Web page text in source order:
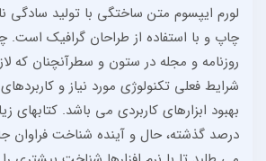
لورم ایپسوم متن ساختگی با تولید سادگی
چاپ و با استفاده از طراحان گرافیک است.
روزنامه و مجله در ستون و سطرآنچنان که
شرایط فعلی تکنولوژی مورد نیاز و
بهبود ابزارهای کاربردی می باشد.
درصد گذشته، حال و آینده شناخت فراوان